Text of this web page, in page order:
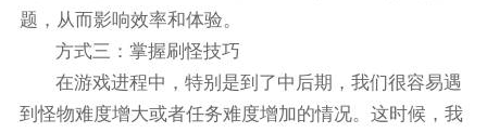
题，从而影响效率和体验。
方式三：掌握刷怪技巧
在游戏进程中，特别是到了中后期，我们很容易遇
到怪物难度增大或者任务难度增加的情况。这时候，我